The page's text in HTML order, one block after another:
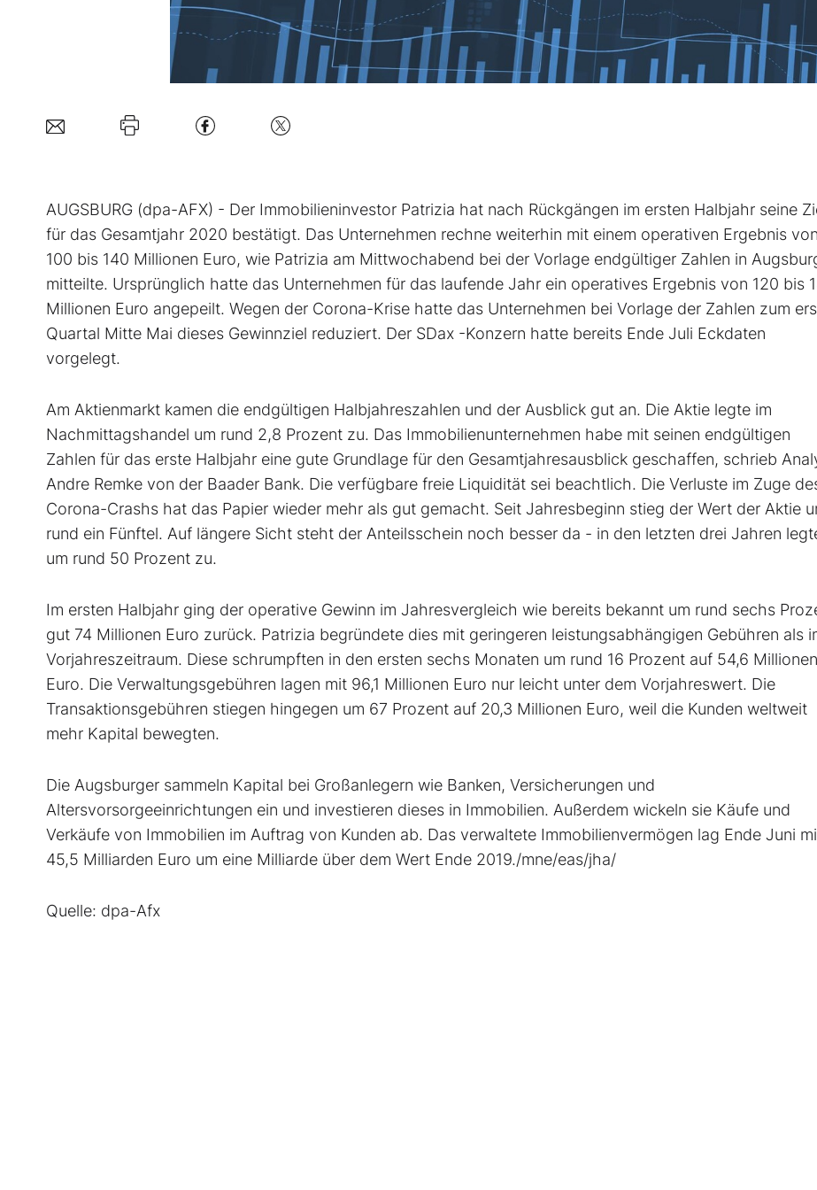
AUGSBURG (dpa-AFX) - Der Immobilieninvestor Patrizia hat nach Rückgängen im ersten Halbjahr seine
für das Gesamtjahr 2020 bestätigt. Das Unternehmen rechne weiterhin mit einem operativen Ergebnis von
100 bis 140 Millionen Euro, wie Patrizia am Mittwochabend bei der Vorlage endgültiger Zahlen in
mitteilte. Ursprünglich hatte das Unternehmen für das laufende Jahr ein operatives Ergebnis von 120 bis
Millionen Euro angepeilt. Wegen der Corona-Krise hatte das Unternehmen bei Vorlage der Zahlen zum
Quartal Mitte Mai dieses Gewinnziel reduziert. Der SDax -Konzern hatte bereits Ende Juli Eckdaten
vorgelegt.
Am Aktienmarkt kamen die endgültigen Halbjahreszahlen und der Ausblick gut an. Die Aktie legte im
Nachmittagshandel um rund 2,8 Prozent zu. Das Immobilienunternehmen habe mit seinen endgültigen
Zahlen für das erste Halbjahr eine gute Grundlage für den Gesamtjahresausblick geschaffen, schrieb
Andre Remke von der Baader Bank. Die verfügbare freie Liquidität sei beachtlich. Die Verluste im Zuge
Corona-Crashs hat das Papier wieder mehr als gut gemacht. Seit Jahresbeginn stieg der Wert der Aktie
rund ein Fünftel. Auf längere Sicht steht der Anteilsschein noch besser da - in den letzten drei Jahren
um rund 50 Prozent zu.
Im ersten Halbjahr ging der operative Gewinn im Jahresvergleich wie bereits bekannt um rund sechs
gut 74 Millionen Euro zurück. Patrizia begründete dies mit geringeren leistungsabhängigen Gebühren als
Vorjahreszeitraum. Diese schrumpften in den ersten sechs Monaten um rund 16 Prozent auf 54,6 Millionen
Euro. Die Verwaltungsgebühren lagen mit 96,1 Millionen Euro nur leicht unter dem Vorjahreswert. Die
Transaktionsgebühren stiegen hingegen um 67 Prozent auf 20,3 Millionen Euro, weil die Kunden weltweit
mehr Kapital bewegten.
Die Augsburger sammeln Kapital bei Großanlegern wie Banken, Versicherungen und
Altersvorsorgeeinrichtungen ein und investieren dieses in Immobilien. Außerdem wickeln sie Käufe und
Verkäufe von Immobilien im Auftrag von Kunden ab. Das verwaltete Immobilienvermögen lag Ende Juni
45,5 Milliarden Euro um eine Milliarde über dem Wert Ende 2019./mne/eas/jha/
Quelle: dpa-Afx